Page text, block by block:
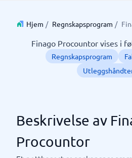
Hjem / Regnskapsprogram /
Finago Procountor vises i
Regnskapsprogram
Beskrivelse av
Procountor